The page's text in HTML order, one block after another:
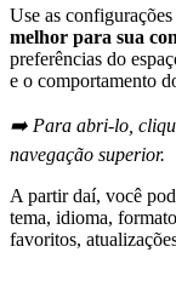
Use as configurações
melhor para sua
preferências do
e o comportamento
➡️ Para abri-lo,
navegação superior.
A partir daí, você
tema, idioma,
favoritos,